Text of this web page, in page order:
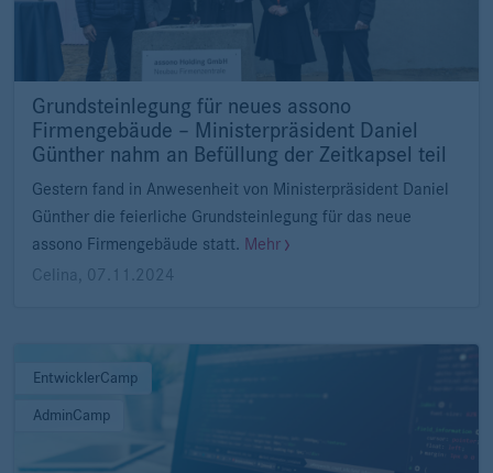
Grundsteinlegung für neues assono
Firmengebäude – Ministerpräsident Daniel
Günther nahm an Befüllung der Zeitkapsel teil
Gestern fand in Anwesenheit von Ministerpräsident Daniel
Günther die feierliche Grundsteinlegung für das neue
assono Firmengebäude statt. Mehr
Celina, 07.11.2024
EntwicklerCamp
AdminCamp